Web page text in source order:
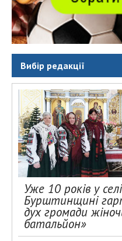
Вибір редакції
Уже 10 років у
Бурштинщині
дух громади
батальйон»